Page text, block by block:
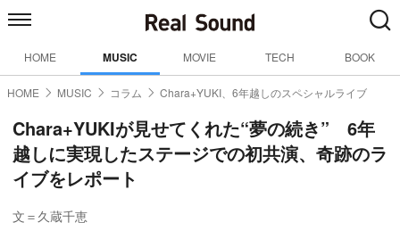
HOME MUSIC MOVIE TECH BOOK
HOME MUSIC コラム Chara+YUKI、6年越しのスペシャルライブ
Chara+YUKIが見せてくれた“夢の続き” 6年
越しに実現したステージでの初共演、奇跡のラ
イブをレポート
文＝久蔵千恵